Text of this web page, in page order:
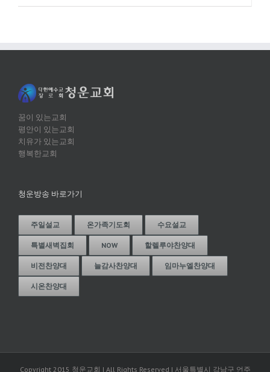
꿈이 있는교회
평안이 있는교회
치유가 있는교회
행복한교회
청운방송 바로가기
주일설교 온가족기도회 수요설교
특별새벽집회 NOW 할렐루야찬양대
비전찬양대 늘감사찬양대 임마누엘찬양대
시온찬양대
Copyright 2015 청운교회 | All Rights Reserved | 서울특별시 강남구 언주